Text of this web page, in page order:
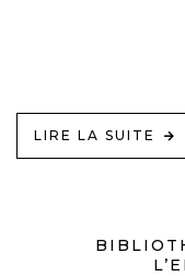
LIRE LA SUITE